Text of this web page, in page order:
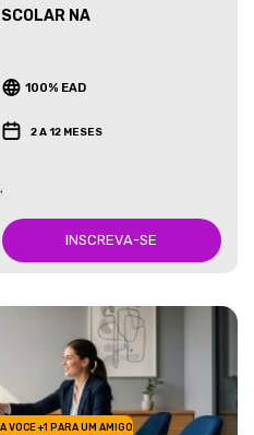
NA
100% EAD
2 A 12 MESES
INSCREVA-SE
VOCE +1 PARA UM AMIGO